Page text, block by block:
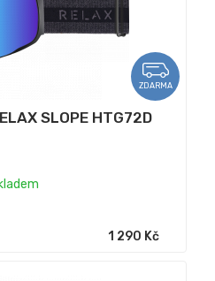
ZDARMA
SLOPE HTG72D
1 290 Kč